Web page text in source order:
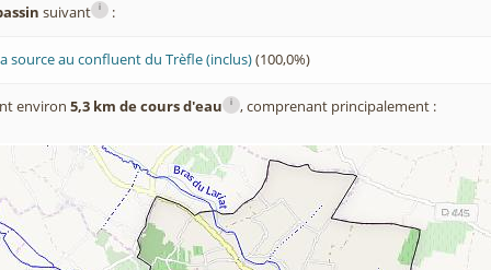
suivant i :
source au confluent du Trèfle (inclus)(100,0%)
environ 5,3 km de cours d'eau i , comprenant principalement :